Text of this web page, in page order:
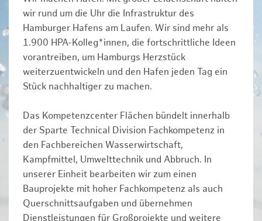
wir rund um die Uhr die Infrastruktur des
Hamburger Hafens am Laufen. Wir sind mehr als
1.900 HPA-Kolleg*innen, die fortschrittliche Ideen
vorantreiben, um Hamburgs Herzstück
weiterzuentwickeln und den Hafen jeden Tag ein
Stück nachhaltiger zu machen.
Das Kompetenzcenter Flächen bündelt innerhalb
der Sparte Technical Division Fachkompetenz in
den Fachbereichen Wasserwirtschaft,
Kampfmittel, Umwelttechnik und Abbruch. In
unserer Einheit bearbeiten wir zum einen
Bauprojekte mit hoher Fachkompetenz als auch
Querschnittsaufgaben und übernehmen
Dienstleistungen für Großprojekte und weitere